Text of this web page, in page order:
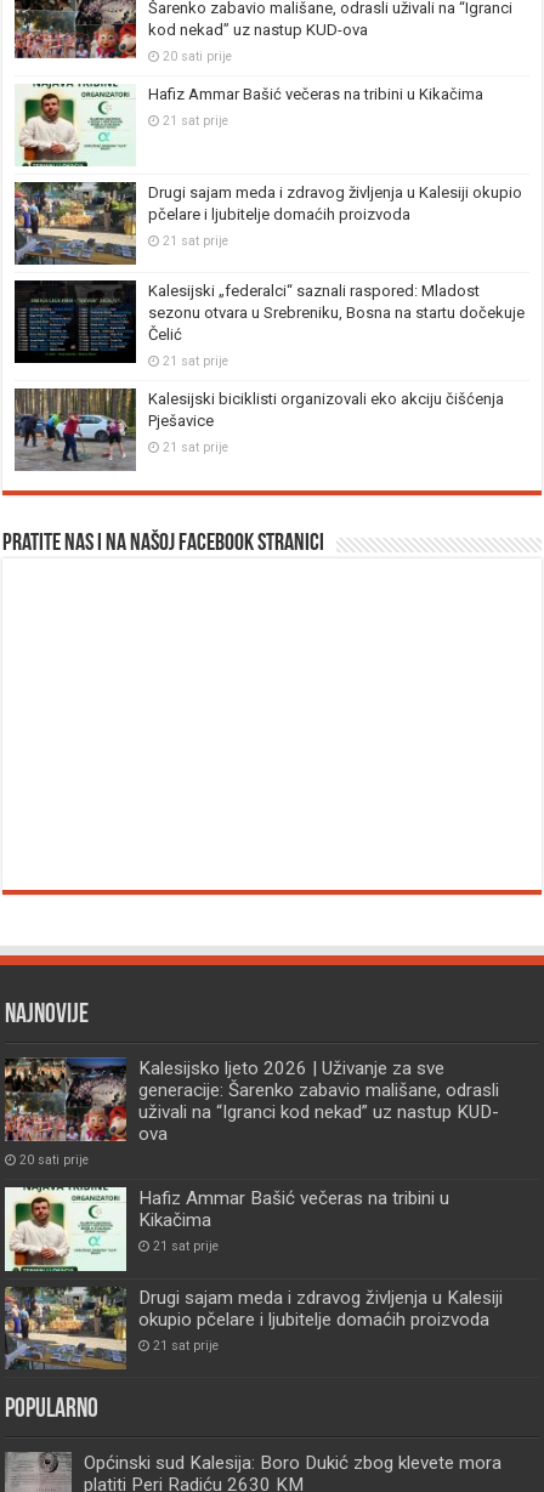
Šarenko zabavio mališane, odrasli uživali na “Igranci
kod nekad” uz nastup KUD-ova
20 sati prije
Hafiz Ammar Bašić večeras na tribini u Kikačima
21 sat prije
Drugi sajam meda i zdravog življenja u Kalesiji okupio
pčelare i ljubitelje domaćih proizvoda
21 sat prije
Kalesijski „federalci“ saznali raspored: Mladost
sezonu otvara u Srebreniku, Bosna na startu dočekuje
Čelić
21 sat prije
Kalesijski biciklisti organizovali eko akciju čišćenja
Pješavice
21 sat prije
Pratite nas i na našoj facebook stranici
Najnovije
Kalesijsko ljeto 2026 | Uživanje za sve
generacije: Šarenko zabavio mališane, odrasli
uživali na “Igranci kod nekad” uz nastup KUD-
ova
20 sati prije
Hafiz Ammar Bašić večeras na tribini u
Kikačima
21 sat prije
Drugi sajam meda i zdravog življenja u Kalesiji
okupio pčelare i ljubitelje domaćih proizvoda
21 sat prije
Popularno
Općinski sud Kalesija: Boro Dukić zbog klevete mora
platiti Peri Radiću 2630 KM